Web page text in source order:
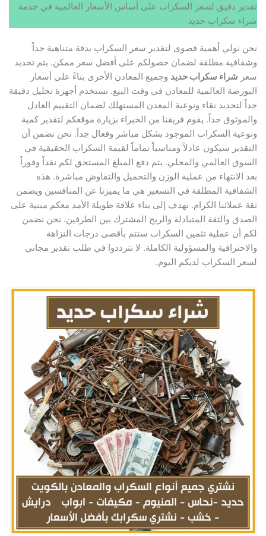
تقدير دقيق لسعر السكراب على أساس الأسعار العالمية في خدمة
شراء سكراب حديد
نحن نولي أهمية قصوى لتقدير سعر السكراب بدقة متناهية جداً
وشفافية مطلقة لضمان حصولكم على أفضل سعر ممكن. يتم تحديد
سعر شراء سكراب حديدوجميع المعادن الأخرى بناءً على أسعار
البورصة العالمية للمعادن في وقت البيع. نستخدم أجهزة تحليل دقيقة
جداً لتحديد نقاء ونوعية المعدن المستهلك لضمان التقييم العادل
والموثوق جداً. يقوم فريقنا من الخبراء بزيارة موقعكم لتقدير كمية
ونوعية السكراب الموجود بشكل مباشر وفعال جداً. نحن نضمن أن
التقدير سيكون عادلاً ومناسباً تماماً لقيمة السكراب الحقيقية في
السوق العالمي والمحلي. يتم دفع المبلغ المستحق لكم نقداً وفوراً
بعد الانتهاء من عملية الوزن والتحميل والتفاوض مباشرة. هذه
الشفافية المطلقة في التسعير هي ما يميزنا عن المنافسين ويضمن
ثقة عملائنا الكرام. نهدف إلى بناء علاقة طويلة الأمد معكم مبنية على
الصدق والثقة المتبادلة والربح المشترك بين الطرفين. نحن نضمن
لكم أن عملية تثمين السكراب ستتم بأقصى درجات النزاهة
والاحترافية والمسؤولية الكاملة. لا تترددوا في طلب تقدير مجاني
لسعر السكراب لديكم اليوم.